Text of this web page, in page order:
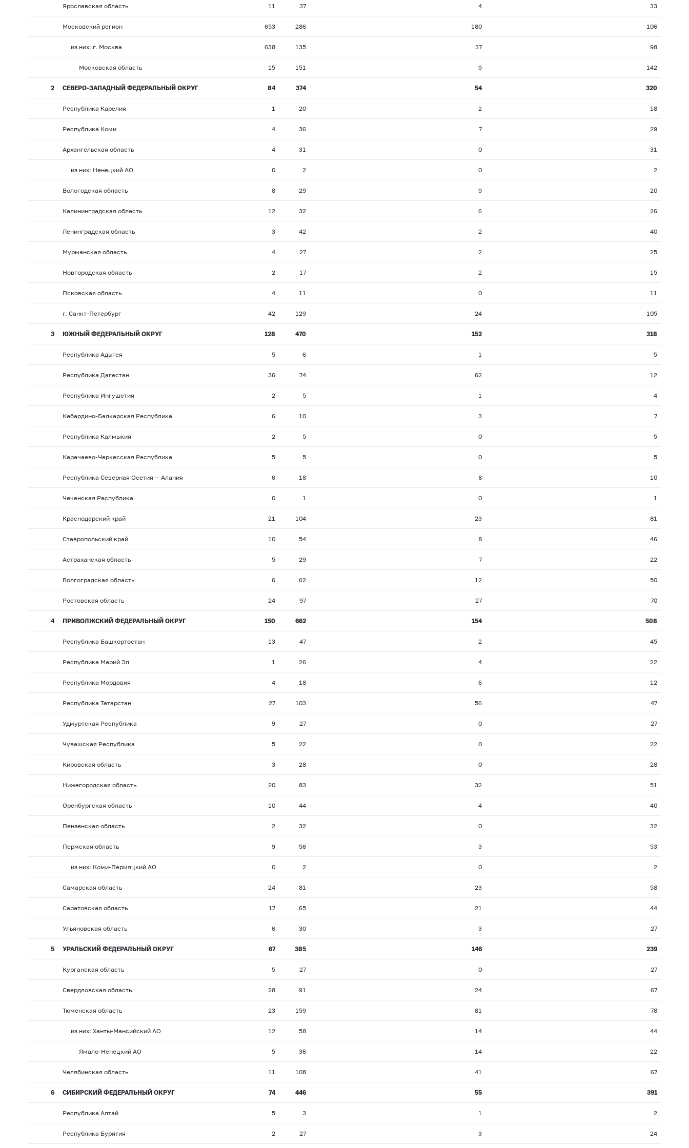
Ярославская область 11 37 4 33
Московский регион 653 286 180 106
из них: г. Москва 638 135 37 98
Московская область 15 151 9 142
2 СЕВЕРО-ЗАПАДНЫЙ ФЕДЕРАЛЬНЫЙ ОКРУГ 84 374 54 320
Республика Карелия 1 20 2 18
Республика Коми 4 36 7 29
Архангельская область 4 31 0 31
из них: Ненецкий АО 0 2 0 2
Вологодская область 8 29 9 20
Калининградская область 12 32 6 26
Ленинградская область 3 42 2 40
Мурманская область 4 27 2 25
Новгородская область 2 17 2 15
Псковская область 4 11 0 11
г. Санкт-Петербург 42 129 24 105
3 ЮЖНЫЙ ФЕДЕРАЛЬНЫЙ ОКРУГ 128 470 152 318
Республика Адыгея 5 6 1 5
Республика Дагестан 36 74 62 12
Республика Ингушетия 2 5 1 4
Кабардино-Балкарская Республика 6 10 3 7
Республика Калмыкия 2 5 0 5
Карачаево-Черкесская Республика 5 5 0 5
Республика Северная Осетия — Алания 6 18 8 10
Чеченская Республика 0 1 0 1
Краснодарский край 21 104 23 81
Ставропольский край 10 54 8 46
Астраханская область 5 29 7 22
Волгоградская область 6 62 12 50
Ростовская область 24 97 27 70
4 ПРИВОЛЖСКИЙ ФЕДЕРАЛЬНЫЙ ОКРУГ 150 662 154 508
Республика Башкортостан 13 47 2 45
Республика Марий Эл 1 26 4 22
Республика Мордовия 4 18 6 12
Республика Татарстан 27 103 56 47
Удмуртская Республика 9 27 0 27
Чувашская Республика 5 22 0 22
Кировская область 3 28 0 28
Нижегородская область 20 83 32 51
Оренбургская область 10 44 4 40
Пензенская область 2 32 0 32
Пермская область 9 56 3 53
из них: Коми-Пермяцкий АО 0 2 0 2
Самарская область 24 81 23 58
Саратовская область 17 65 21 44
Ульяновская область 6 30 3 27
5 УРАЛЬСКИЙ ФЕДЕРАЛЬНЫЙ ОКРУГ 67 385 146 239
Курганская область 5 27 0 27
Свердловская область 28 91 24 67
Тюменская область 23 159 81 78
из них: Ханты-Мансийский АО 12 58 14 44
Ямало-Ненецкий АО 5 36 14 22
Челябинская область 11 108 41 67
6 СИБИРСКИЙ ФЕДЕРАЛЬНЫЙ ОКРУГ 74 446 55 391
Республика Алтай 5 3 1 2
Республика Бурятия 2 27 3 24